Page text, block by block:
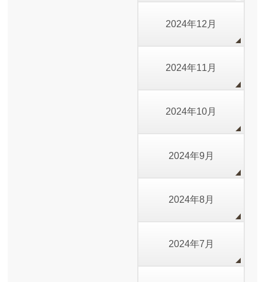
2024年12月
2024年11月
2024年10月
2024年9月
2024年8月
2024年7月